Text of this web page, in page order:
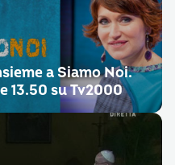
a Siamo Noi.
13.50 su Tv2000